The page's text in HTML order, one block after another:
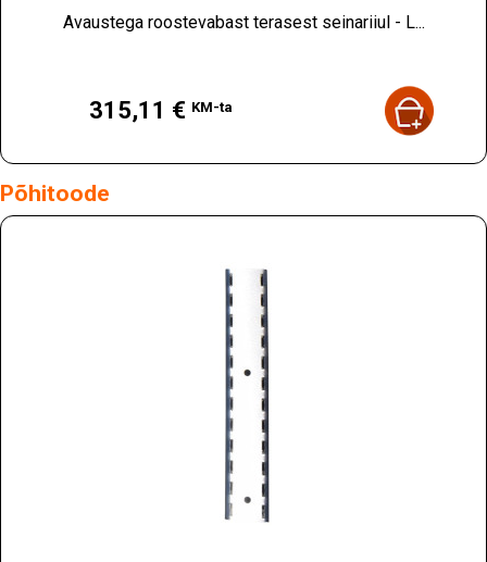
Avaustega roostevabast terasest seinariiul - L...
315,11 € KM-ta
Põhitoode